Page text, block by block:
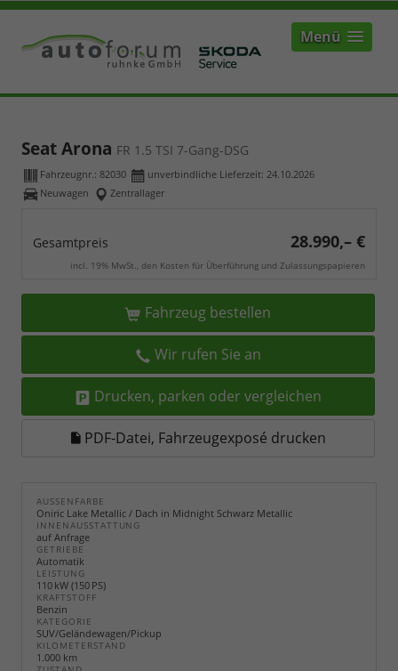
Menü
Seat Arona FR 1.5 TSI 7-Gang-DSG
Fahrzeugnr.: 82030 unverbindliche Lieferzeit: 24.10.2026
Neuwagen
Zentrallager
Gesamtpreis 28.990,– €
incl. 19% MwSt., den Kosten für Überführung und Zulassungspapieren
Fahrzeug bestellen
Wir rufen Sie an
Drucken, parken oder vergleichen
PDF-Datei, Fahrzeugexposé drucken
AUSSENFARBE
Oniric Lake Metallic / Dach in Midnight Schwarz Metallic
INNENAUSSTATTUNG
auf Anfrage
GETRIEBE
Automatik
LEISTUNG
110 kW (150 PS)
KRAFTSTOFF
Benzin
KATEGORIE
SUV/Geländewagen/Pickup
KILOMETERSTAND
1.000 km